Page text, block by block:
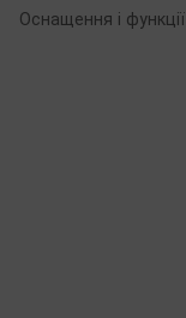
Оснащення і функції